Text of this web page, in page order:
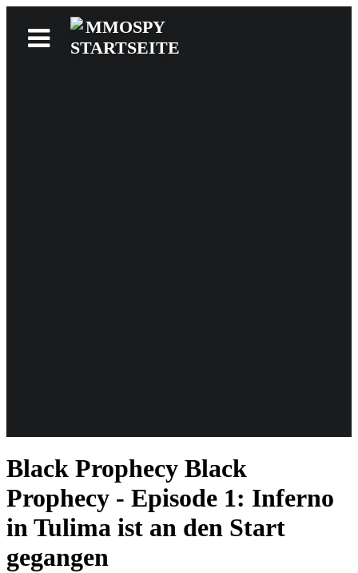
Follow us
Black Prophecy Black
Prophecy - Episode 1: Inferno
in Tulima ist an den Start
gegangen